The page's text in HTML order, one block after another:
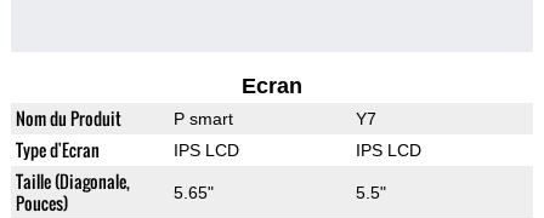
Ecran
Nom du Produit P smart Y7
Type d'Ecran IPS LCD IPS LCD
Taille (Diagonale,
Pouces)
5.65" 5.5"